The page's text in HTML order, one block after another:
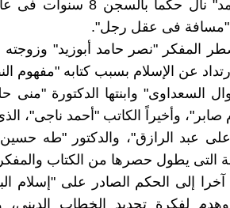
"مسافة فى عقل رجل".
عام 1995 اضطر المفكر "نصر حامد أبوزيد"
عن الإسلام بسبب كتابه "مفهوم
السعداوى" وابنتها الدكتورة
وأخيراً الكاتب "أحمد ناجى"،
عبد الرازق"، والدكتور "طه
التى يطول حصرها من الكتاب
آخرا إلى الحكم الصادر على "إسلام
وهدم لفكرة تجديد الخطاب الدينى،